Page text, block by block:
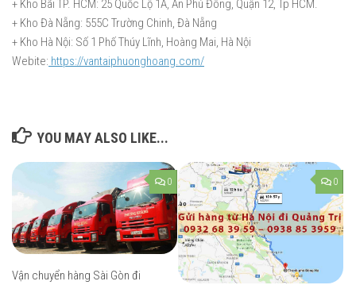
+ Kho Bãi TP. HCM: 25 Quốc Lộ 1A, An Phú Đông, Quận 12, Tp HCM.
+ Kho Đà Nẵng: 555C Trường Chinh, Đà Nẵng
+ Kho Hà Nội: Số 1 Phố Thúy Lĩnh, Hoàng Mai, Hà Nội
Webite: https://vantaiphuonghoang.com/
YOU MAY ALSO LIKE...
0
Vận chuyển hàng Sài Gòn đi
0